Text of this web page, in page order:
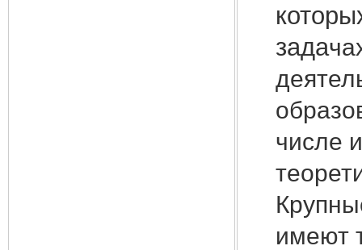
зада
числе
имеют